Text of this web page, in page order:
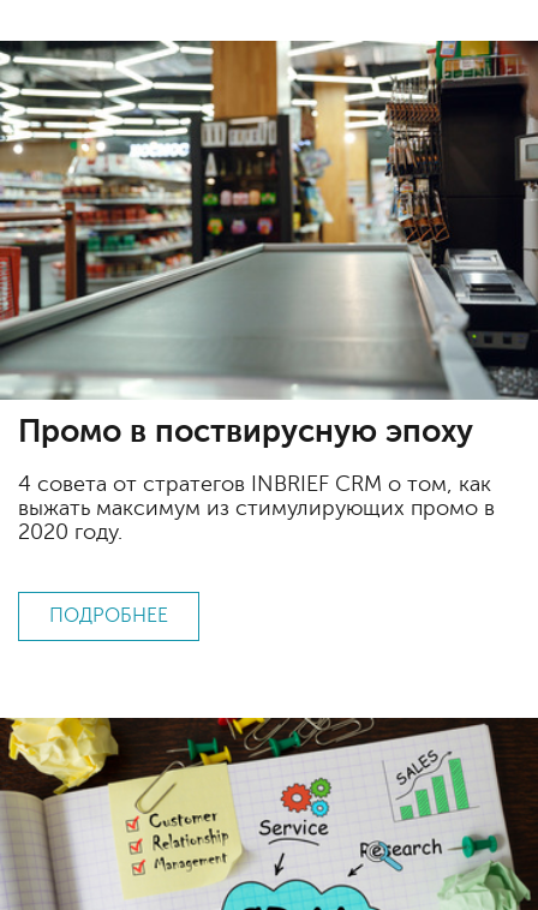
Промо в поствирусную эпоху
4 совета от стратегов INBRIEF CRM о том, как
выжать максимум из стимулирующих промо в
2020 году.
ПОДРОБНЕЕ